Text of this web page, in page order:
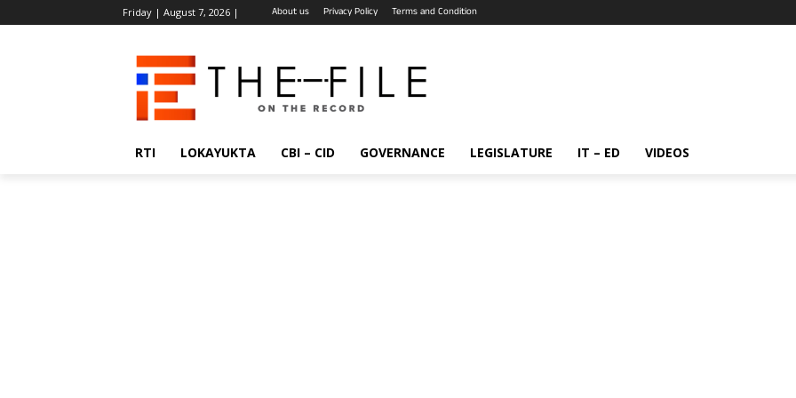
Friday | August 7, 2026 | About us Privacy Policy Terms and Condition
RTI LOKAYUKTA CBI – CID GOVERNANCE LEGISLATURE IT – ED VIDEOS